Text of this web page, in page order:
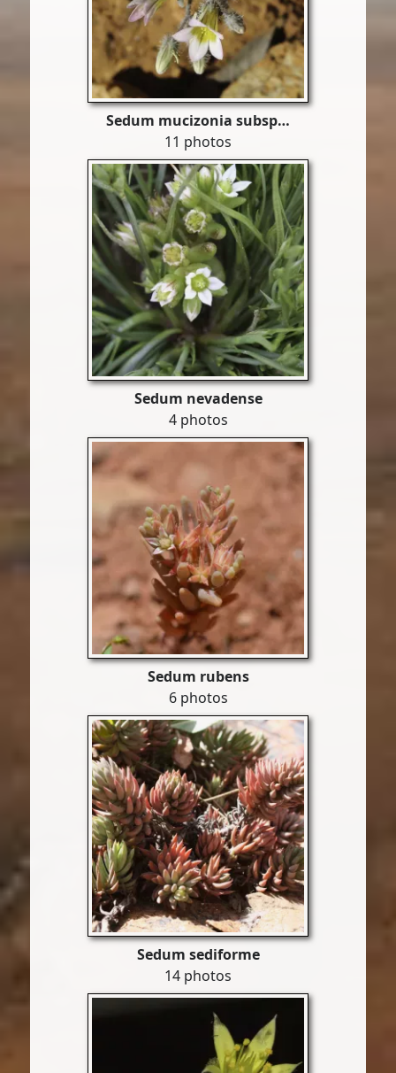
Sedum mucizonia subsp…
11 photos
Sedum nevadense
4 photos
Sedum rubens
6 photos
Sedum sediforme
14 photos